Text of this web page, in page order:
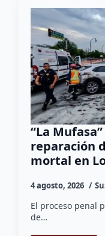
“La
reparación
mortal en
4 agosto, 2026
El proceso penal
de…